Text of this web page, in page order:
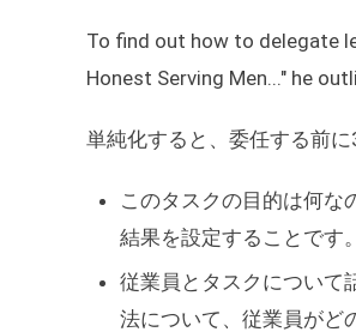
To find out how to delegate
Honest Serving Men..." he
単純化すると、委任する前
このタスクの目的は何な
結果を設定することです。
従業員とタスクについて
法について、従業員がど